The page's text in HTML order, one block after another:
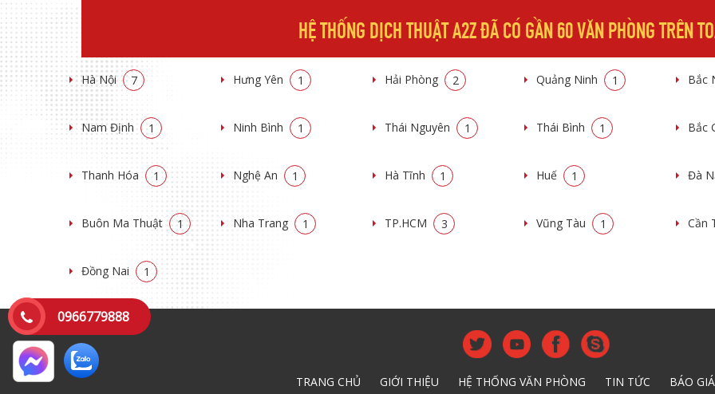
HỆ THỐNG DỊCH THUẬT A2Z ĐÃ CÓ GẦN 60 VĂN PHÒNG TRÊN
Hà Nội 7 Hưng Yên 1 Hải Phòng 2 Quảng Ninh 1 Bắc
Nam Định 1 Ninh Bình 1 Thái Nguyên 1 Thái Bình 1 Bắc
Thanh Hóa 1 Nghệ An 1 Hà Tĩnh 1 Huế 1 Đà
Buôn Ma Thuật 1 Nha Trang 1 TP.HCM 3 Vũng Tàu 1 Cần
Đồng Nai 1
TRANG CHỦ GIỚI THIỆU HỆ THỐNG VĂN PHÒNG TIN TỨC BÁO GIÁ
0966779888